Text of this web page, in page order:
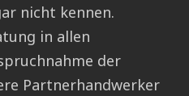
nicht kennen.
in allen
der
Partnerhandwerker